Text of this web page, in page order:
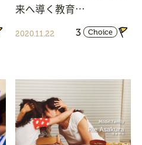
来へ導く教育…
2020.11.22 3 Choice